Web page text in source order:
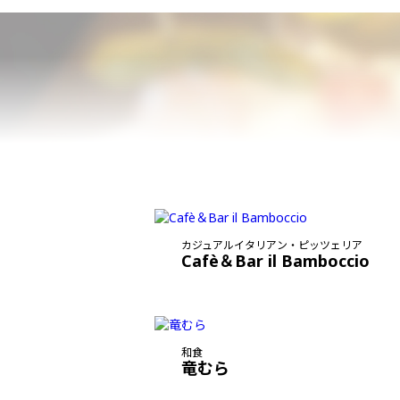
カジュアルイタリアン・ピッツェリア
Cafè＆Bar il Bamboccio
和食
竜むら